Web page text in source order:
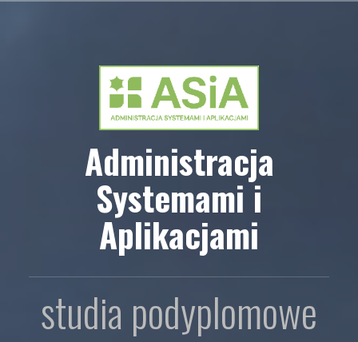
Administracja
Systemami i
Aplikacjami
studia podyplomowe